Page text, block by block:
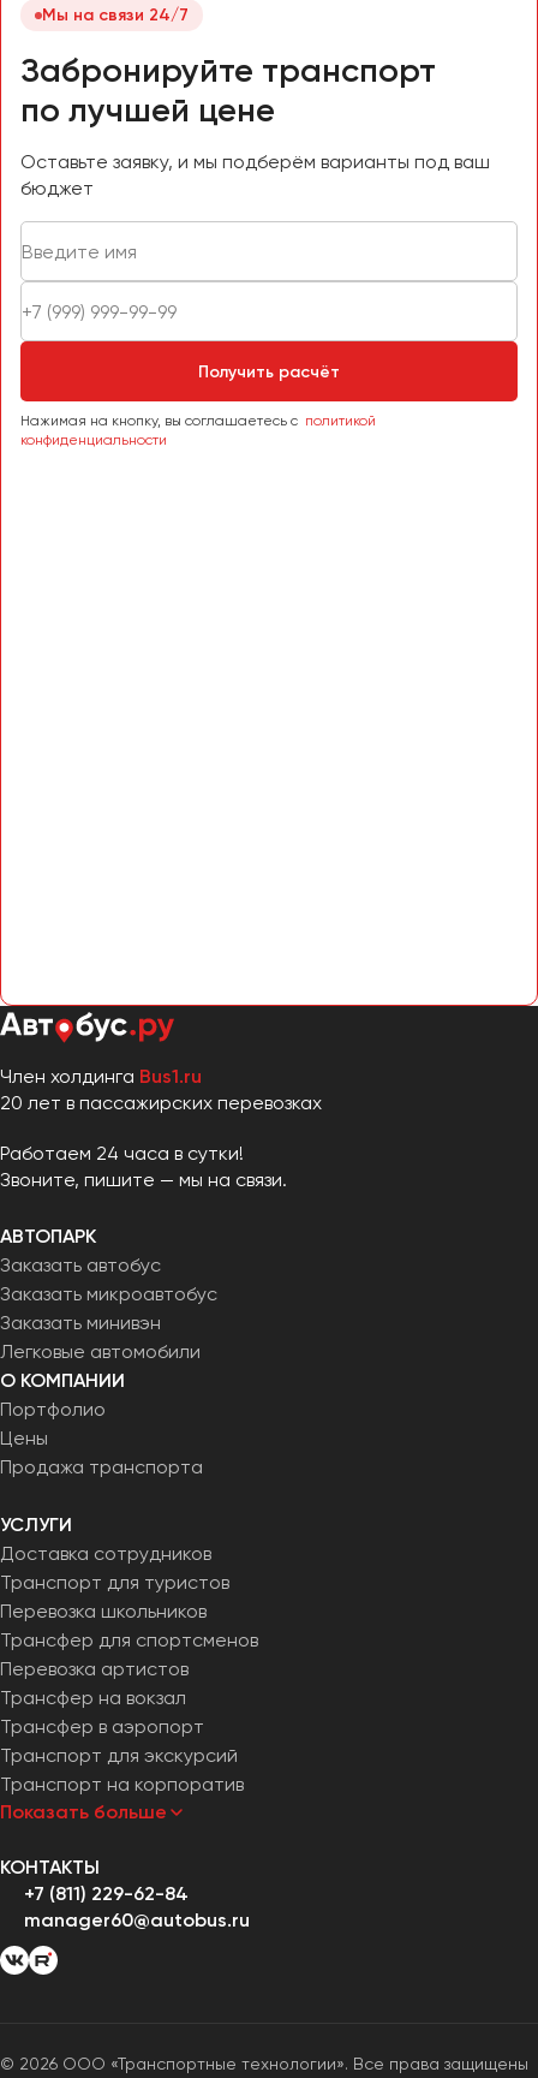
Мы на связи 24/7
Забронируйте транспорт
по лучшей цене
Оставьте заявку, и мы подберём варианты под ваш
бюджет
Получить расчёт
Нажимая на кнопку, вы соглашаетесь с политикой
конфиденциальности
Член холдинга Bus1.ru
20 лет в пассажирских перевозках
Работаем 24 часа в сутки!
Звоните, пишите — мы на связи.
АВТОПАРК
Заказать автобус
Заказать микроавтобус
Заказать минивэн
Легковые автомобили
О КОМПАНИИ
Портфолио
Цены
Продажа транспорта
УСЛУГИ
Доставка сотрудников
Транспорт для туристов
Перевозка школьников
Трансфер для спортсменов
Перевозка артистов
Трансфер на вокзал
Трансфер в аэропорт
Транспорт для экскурсий
Транспорт на корпоратив
Показать больше
КОНТАКТЫ
+7 (811) 229-62-84
manager60@autobus.ru
© 2026 ООО «Транспортные технологии». Все права защищены